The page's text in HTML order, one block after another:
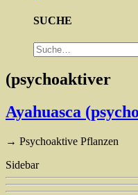
SUCHE
Suche
(psychoaktiver
Ayahuasca
→ Psychoaktive Pflanzen
Sidebar